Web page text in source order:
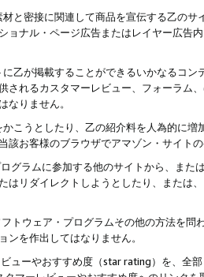
と密接に関連して商品を宣伝する乙の
ョナル・ページ広告またはレイヤー広告
乙が掲載することができるいかなるコ
されるカスタマーレビュー、フォーラム
なりません。
かこうとしたり、乙の紹介料を人為的に
該お客様のブラウザでアマゾン・サイト
グラムに参加する他のサイトから、ま
はリダイレクトしようとしたり、または
トウェア・プログラムその他の方法を
ンを作出してはなりません。
ューやおすすめ度（star rating）を、全